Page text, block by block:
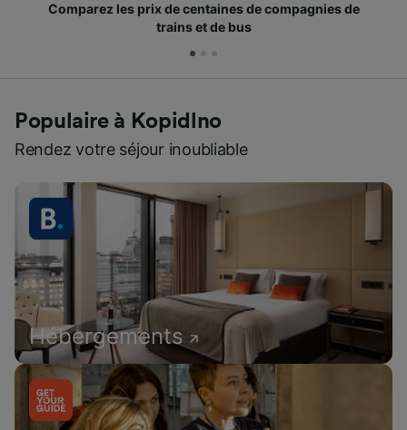
Comparez les prix de centaines de compagnies de
trains et de bus
Populaire à Kopidlno
Rendez votre séjour inoubliable
Hébergements